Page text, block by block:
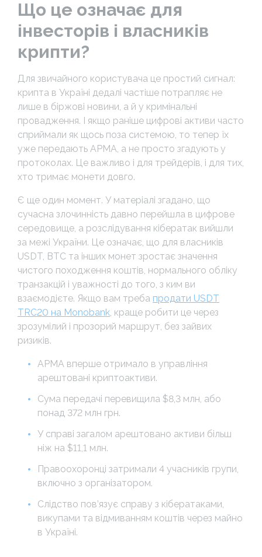
Що це означає для
інвесторів і власників
крипти?
Для звичайного користувача це простий сигнал:
крипта в Україні дедалі частіше потрапляє не
лише в біржові новини, а й у кримінальні
провадження. І якщо раніше цифрові активи часто
сприймали як щось поза системою, то тепер їх
уже передають АРМА, а не просто згадують у
протоколах. Це важливо і для трейдерів, і для тих,
хто тримає монети довго.
Є ще один момент. У матеріалі згадано, що
сучасна злочинність давно перейшла в цифрове
середовище, а розслідування кібератак вийшли
за межі України. Це означає, що для власників
USDT, BTC та інших монет зростає значення
чистого походження коштів, нормального обліку
транзакцій і уважності до того, з ким ви
взаємодієте. Якщо вам треба продати USDT
TRC20 на Monobank , краще робити це через
зрозумілий і прозорий маршрут, без зайвих
ризиків.
АРМА вперше отримало в управління
арештовані криптоактиви.
Сума передачі перевищила $8,3 млн, або
понад 372 млн грн.
У справі загалом арештовано активи більш
ніж на $11,1 млн.
Правоохоронці затримали 4 учасників групи,
включно з організатором.
Слідство пов’язує справу з кібератаками,
викупами та відмиванням коштів через майно
в Україні.